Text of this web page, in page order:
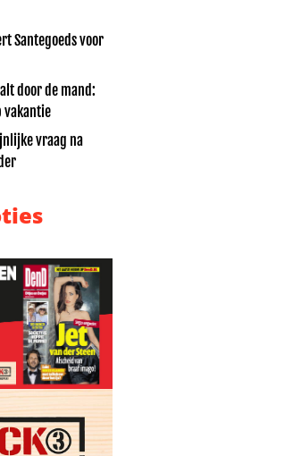
Santegoeds voor
door de mand:
vakantie
vraag na